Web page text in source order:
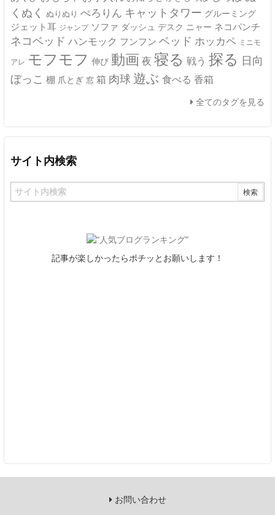
くぬく ぬりぬり ぺろりん キャットタワー グルーミング
ジェット耳 ジャンプ ソファ ダッシュ デスク ニャー ネコパンチ
ネコベッド ハンモック フンフン ベッド ホッカペ ミニモ
アレ モフモフ 伸び 動画 夜 寝る 戦う 探る 日向
ぼっこ 棚 爪とぎ 窓 箱 肉球 遊ぶ 食べる 香箱
全てのタグを見る
サイト内検索
記事が楽しかったらポチッとお願いします！
お問い合わせ